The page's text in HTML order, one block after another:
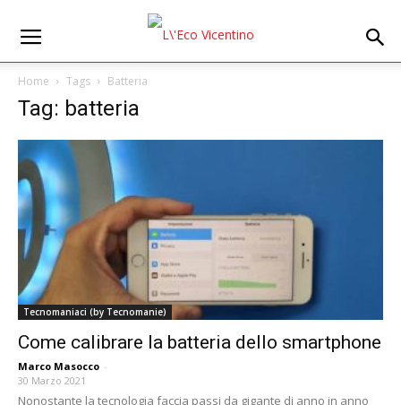
Home Tags Batteria
Tag: batteria
Tecnomaniaci (by Tecnomanie)
Come calibrare la batteria dello smartphone
Marco Masocco -
30 Marzo 2021
Nonostante la tecnologia faccia passi da gigante di anno in anno